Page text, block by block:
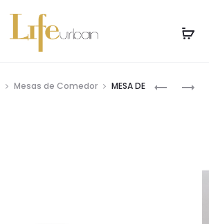
Mesas de Comedor
MESA DE